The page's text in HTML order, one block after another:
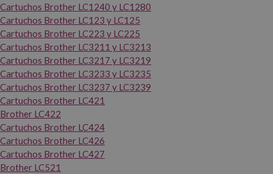
Cartuchos Brother LC1240 y LC1280
Cartuchos Brother LC123 y LC125
Cartuchos Brother LC223 y LC225
Cartuchos Brother LC3211 y LC3213
Cartuchos Brother LC3217 y LC3219
Cartuchos Brother LC3233 y LC3235
Cartuchos Brother LC3237 y LC3239
Cartuchos Brother LC421
Brother LC422
Cartuchos Brother LC424
Cartuchos Brother LC426
Cartuchos Brother LC427
Brother LC521